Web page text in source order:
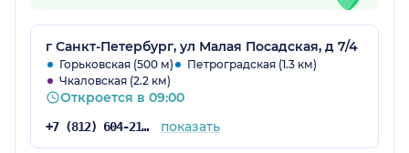
г Санкт-Петербург, ул Малая Посадская, д 7/4
Горьковская (500 м)
Петроградская (1.3 км)
Чкаловская (2.2 км)
Откроется в 09:00
+7 (812) 604-21-66 показать